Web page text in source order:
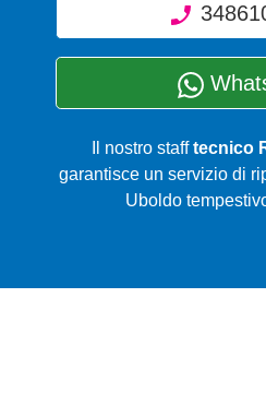
Il nostro stafftecnico
garantisce un servizio di
Uboldo